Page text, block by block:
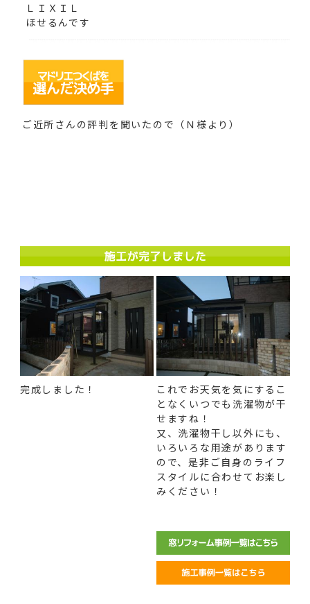
ＬＩＸＩＬ
ほせるんです
ご近所さんの評判を聞いたので（Ｎ様より）
完成しました！
これでお天気を気にするこ
となくいつでも洗濯物が干
せますね！
又、洗濯物干し以外にも、
いろいろな用途があります
ので、是非ご自身のライフ
スタイルに合わせてお楽し
みください！